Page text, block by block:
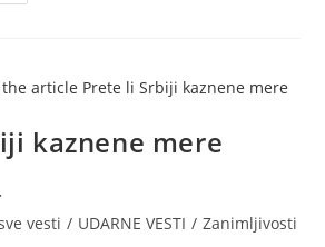
kaznene mere
vesti / UDARNE VESTI / Zanimljivosti